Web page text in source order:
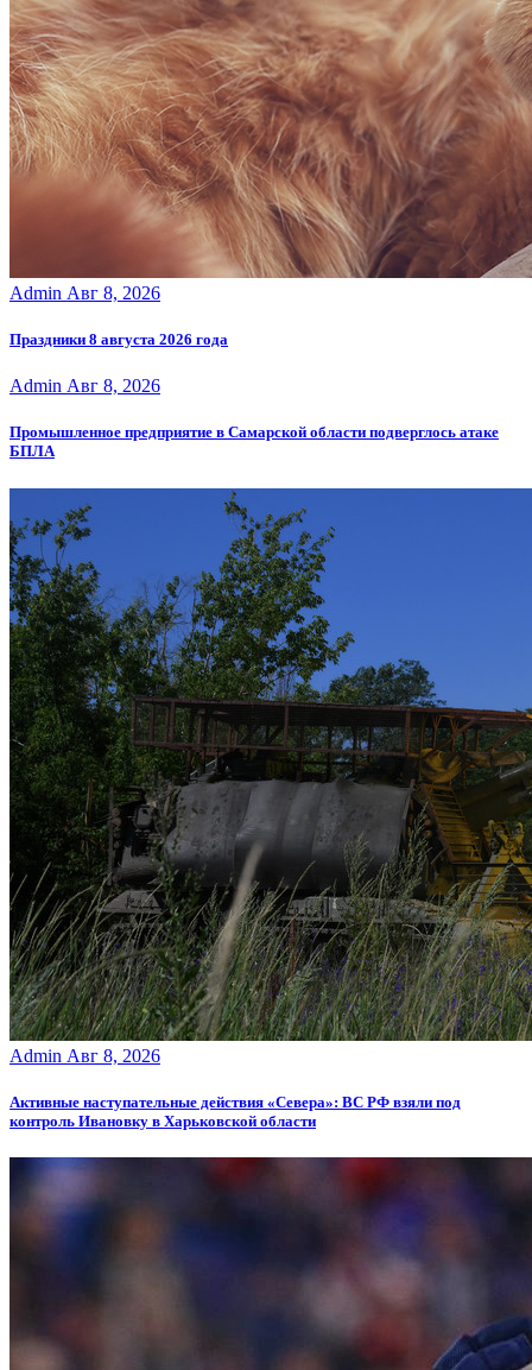
Admin Авг 8, 2026
Праздники 8 августа 2026 года
Admin Авг 8, 2026
Промышленное предприятие в Самарской области подверглось атаке
БПЛА
Admin Авг 8, 2026
Активные наступательные действия «Севера»: ВС РФ взяли под
контроль Ивановку в Харьковской области